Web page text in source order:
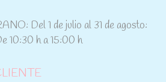
Del 1 de julio al 31 de agosto:
10:30 h a 15:00 h